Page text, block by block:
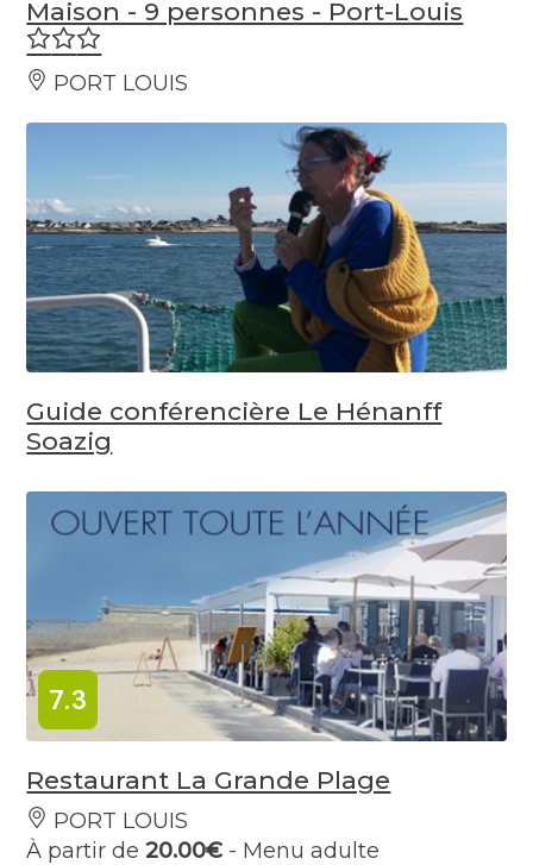
Maison - 9 personnes - Port-Louis
PORT LOUIS
Guide conférencière Le Hénanff
Soazig
7.3
Restaurant La Grande Plage
PORT LOUIS
À partir de20.00€ - Menu adulte